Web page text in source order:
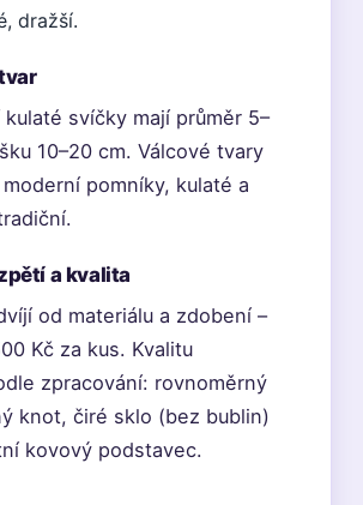
dražší.
kulaté svíčky mají průměr 5–
10–20 cm. Válcové tvary
pomníky, kulaté a
a kvalita
od materiálu a zdobení –
Kč za kus. Kvalitu
zpracování: rovnoměrný
knot, čiré sklo (bez bublin)
kovový podstavec.